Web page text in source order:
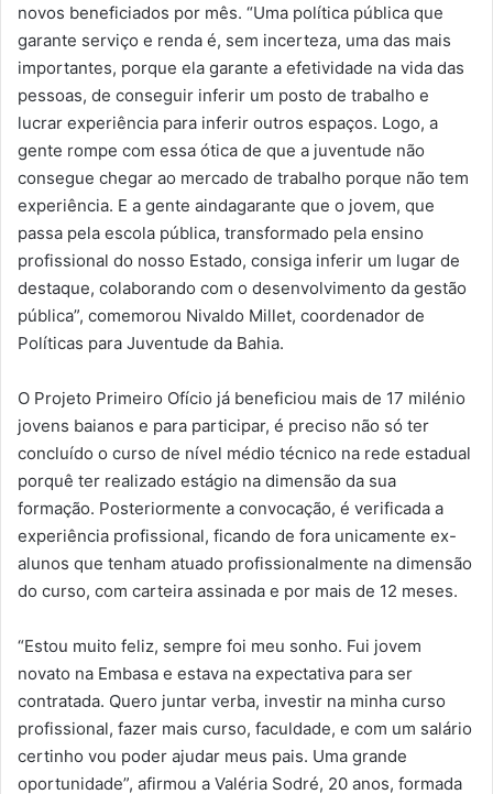
novos beneficiados por mês. “Uma política pública que
garante serviço e renda é, sem incerteza, uma das mais
importantes, porque ela garante a efetividade na vida das
pessoas, de conseguir inferir um posto de trabalho e
lucrar experiência para inferir outros espaços. Logo, a
gente rompe com essa ótica de que a juventude não
consegue chegar ao mercado de trabalho porque não tem
experiência. E a gente aindagarante que o jovem, que
passa pela escola pública, transformado pela ensino
profissional do nosso Estado, consiga inferir um lugar de
destaque, colaborando com o desenvolvimento da gestão
pública”, comemorou Nivaldo Millet, coordenador de
Políticas para Juventude da Bahia.
O Projeto Primeiro Ofício já beneficiou mais de 17 milénio
jovens baianos e para participar, é preciso não só ter
concluído o curso de nível médio técnico na rede estadual
porquê ter realizado estágio na dimensão da sua
formação. Posteriormente a convocação, é verificada a
experiência profissional, ficando de fora unicamente ex-
alunos que tenham atuado profissionalmente na dimensão
do curso, com carteira assinada e por mais de 12 meses.
“Estou muito feliz, sempre foi meu sonho. Fui jovem
novato na Embasa e estava na expectativa para ser
contratada. Quero juntar verba, investir na minha curso
profissional, fazer mais curso, faculdade, e com um salário
certinho vou poder ajudar meus pais. Uma grande
oportunidade”, afirmou a Valéria Sodré, 20 anos, formada